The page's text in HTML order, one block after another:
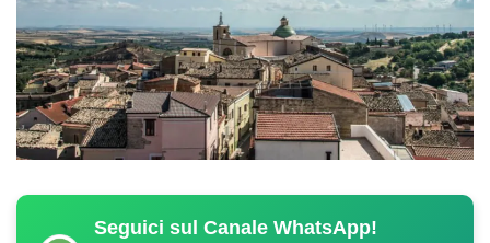
Seguici sul Canale WhatsApp!